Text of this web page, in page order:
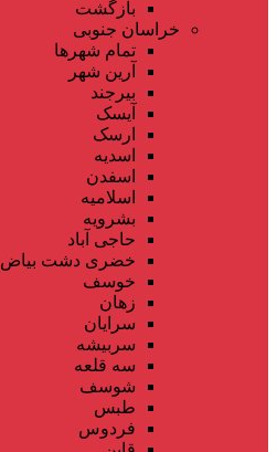
بازگشت
خراسان جنوبی
تمام شهر‌ها
آرین شهر
بیرجند
آیسک
ارسک
اسدیه
اسفدن
اسلامیه
بشرویه
حاجی آباد
خضری دشت بیاض
خوسف
زهان
سرایان
سربیشه
سه قلعه
شوسف
طبس
فردوس